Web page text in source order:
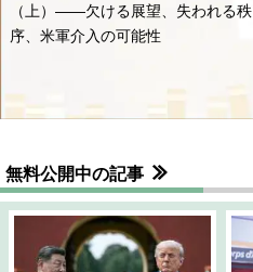
（上）――欠ける展望、失われる秩
序、米軍介入の可能性
無料公開中の記事